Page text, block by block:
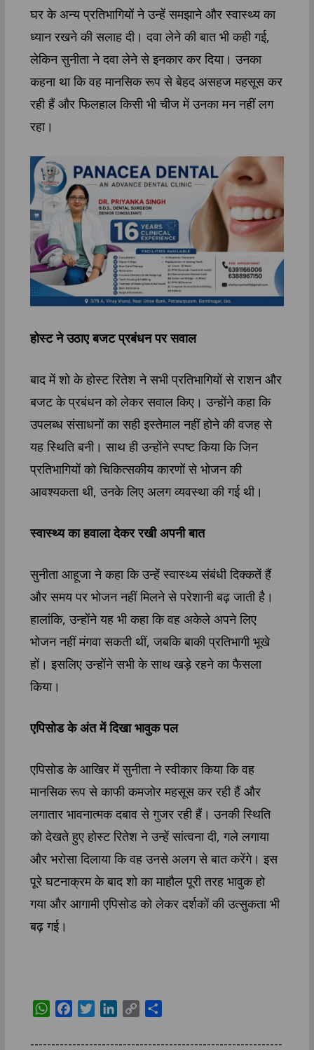
घर के अन्य प्रतिभागियों ने उन्हें समझाने और स्वास्थ्य का
ध्यान रखने की सलाह दी। दवा लेने की बात भी कही गई,
लेकिन सुनीता ने दवा लेने से इनकार कर दिया। उनका
कहना था कि वह मानसिक रूप से बेहद असहज महसूस कर
रही हैं और फिलहाल किसी भी चीज में उनका मन नहीं लग
रहा।
होस्ट ने उठाए बजट प्रबंधन पर सवाल
बाद में शो के होस्ट रितेश ने सभी प्रतिभागियों से राशन और
बजट के प्रबंधन को लेकर सवाल किए। उन्होंने कहा कि
उपलब्ध संसाधनों का सही इस्तेमाल नहीं होने की वजह से
यह स्थिति बनी। साथ ही उन्होंने स्पष्ट किया कि जिन
प्रतिभागियों को चिकित्सकीय कारणों से भोजन की
आवश्यकता थी, उनके लिए अलग व्यवस्था की गई थी।
स्वास्थ्य का हवाला देकर रखी अपनी बात
सुनीता आहूजा ने कहा कि उन्हें स्वास्थ्य संबंधी दिक्कतें हैं
और समय पर भोजन नहीं मिलने से परेशानी बढ़ जाती है।
हालांकि, उन्होंने यह भी कहा कि वह अकेले अपने लिए
भोजन नहीं मंगवा सकती थीं, जबकि बाकी प्रतिभागी भूखे
हों। इसलिए उन्होंने सभी के साथ खड़े रहने का फैसला
किया।
एपिसोड के अंत में दिखा भावुक पल
एपिसोड के आखिर में सुनीता ने स्वीकार किया कि वह
मानसिक रूप से काफी कमजोर महसूस कर रही हैं और
लगातार भावनात्मक दबाव से गुजर रही हैं। उनकी स्थिति
को देखते हुए होस्ट रितेश ने उन्हें सांत्वना दी, गले लगाया
और भरोसा दिलाया कि वह उनसे अलग से बात करेंगे। इस
पूरे घटनाक्रम के बाद शो का माहौल पूरी तरह भावुक हो
गया और आगामी एपिसोड को लेकर दर्शकों की उत्सुकता भी
बढ़ गई।
W
a
c
i
n
p
a
------------------------------------------------------------